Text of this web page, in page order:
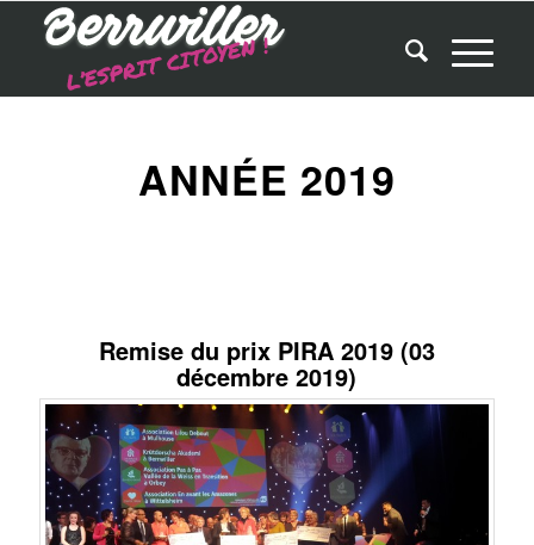
ANNÉE 2019
Remise du prix PIRA 2019 (03
décembre 2019)